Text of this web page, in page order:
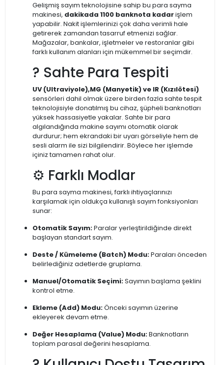
Gelişmiş sayım teknolojisine sahip bu para sayma
makinesi, dakikada 1100 banknota kadarişlem
yapabilir. Nakit işlemlerinizi çok daha verimli hale
getirerek zamandan tasarruf etmenizi sağlar.
Mağazalar, bankalar, işletmeler ve restoranlar gibi
farklı kullanım alanları için mükemmel bir seçimdir.
?️ Sahte Para Tespiti
UV (Ultraviyole),MG (Manyetik) ve IR (Kızılötesi)
sensörleri dahil olmak üzere birden fazla sahte tespit
teknolojisiyle donatılmış bu cihaz, şüpheli banknotları
yüksek hassasiyetle yakalar. Sahte bir para
algılandığında makine sayımı otomatik olarak
durdurur; hem ekrandaki bir uyarı görseliyle hem de
sesli alarm ile sizi bilgilendirir. Böylece her işlemde
içiniz tamamen rahat olur.
⚙️ Farklı Modlar
Bu para sayma makinesi, farklı ihtiyaçlarınızı
karşılamak için oldukça kullanışlı sayım fonksiyonları
sunar:
Otomatik Sayım:Paralar yerleştirildiğinde direkt
başlayan standart sayım.
Deste / Kümeleme (Batch) Modu:Paraları önceden
belirlediğiniz adetlerde gruplama.
Manuel/Otomatik Seçimi:Sayımın başlama şeklini
kontrol etme.
Ekleme (Add) Modu:Önceki sayımın üzerine
ekleyerek devam etme.
Değer Hesaplama (Value) Modu:Banknotların
toplam parasal değerini hesaplama.